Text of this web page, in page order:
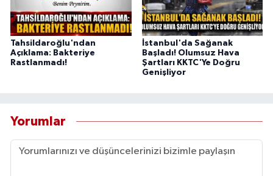
Tahsildaroğlu'ndan
Açıklama: Bakteriye
Rastlanmadı!
İstanbul'da Sağanak
Başladı! Olumsuz Hava
Şartları KKTC'Ye Doğru
Genişliyor
Yorumlar